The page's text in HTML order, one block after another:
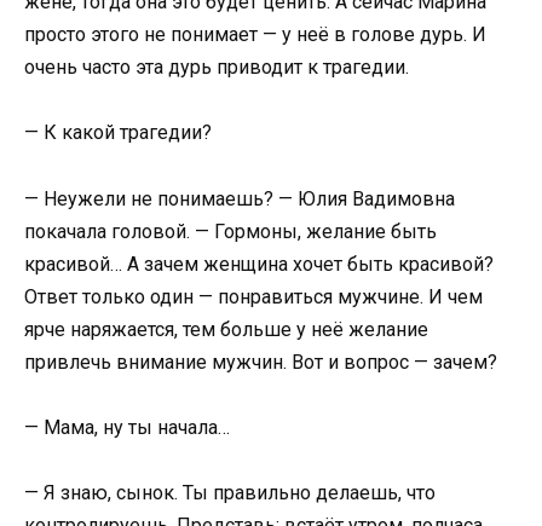
просто этого не понимает — у неё в голове дурь. И
очень часто эта дурь приводит к трагедии.
— К какой трагедии?
— Неужели не понимаешь? — Юлия Вадимовна
покачала головой. — Гормоны, желание быть
красивой… А зачем женщина хочет быть красивой?
Ответ только один — понравиться мужчине. И чем
ярче наряжается, тем больше у неё желание
привлечь внимание мужчин. Вот и вопрос — зачем?
— Мама, ну ты начала…
— Я знаю, сынок. Ты правильно делаешь, что